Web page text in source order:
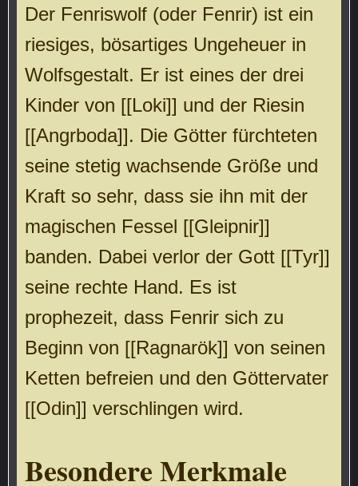
Der Fenriswolf (oder Fenrir) ist ein
riesiges, bösartiges Ungeheuer in
Wolfsgestalt. Er ist eines der drei
Kinder von [[Loki]] und der Riesin
[[Angrboda]]. Die Götter fürchteten
seine stetig wachsende Größe und
Kraft so sehr, dass sie ihn mit der
magischen Fessel [[Gleipnir]]
banden. Dabei verlor der Gott [[Tyr]]
seine rechte Hand. Es ist
prophezeit, dass Fenrir sich zu
Beginn von [[Ragnarök]] von seinen
Ketten befreien und den Göttervater
[[Odin]] verschlingen wird.
Besondere Merkmale